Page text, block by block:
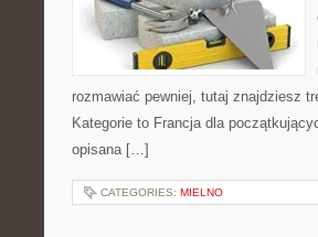
rozmawiać pewniej, tutaj znajdziesz
Kategorie to Francja dla
opisana […]
CATEGORIES: MIELNO